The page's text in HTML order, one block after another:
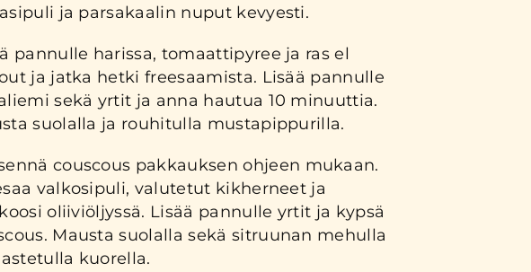
ja parsakaalin nuput kevyesti.
pannulle harissa, tomaattipyree ja ras el
ja jatka hetki freesaamista. Lisää pannulle
sekä yrtit ja anna hautua 10 minuuttia.
suolalla ja rouhitulla mustapippurilla.
couscous pakkauksen ohjeen mukaan.
valkosipuli, valutetut kikherneet ja
oliiviöljyssä. Lisää pannulle yrtit ja kypsä
Mausta suolalla sekä sitruunan mehulla
kuorella.